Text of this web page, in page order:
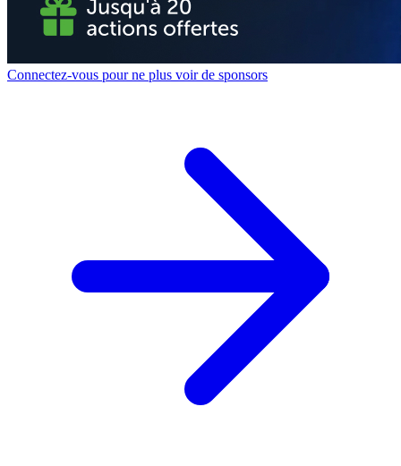
Connectez-vous pour ne plus voir de sponsors